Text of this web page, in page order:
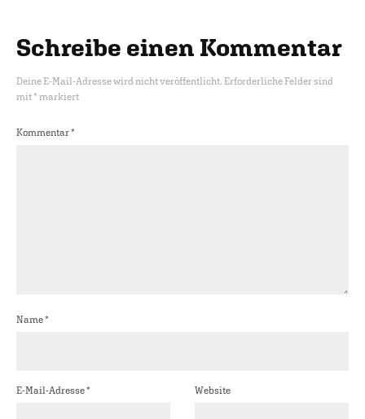
Schreibe einen Kommentar
Deine E-Mail-Adresse wird nicht veröffentlicht. Erforderliche Felder sind
mit* markiert
Kommentar*
Name*
E-Mail-Adresse* Website